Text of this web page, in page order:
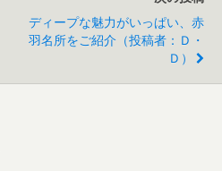
ディープな魅力がいっぱい、赤
羽名所をご紹介（投稿者：Ｄ・
Ｄ）